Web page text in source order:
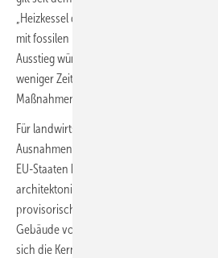
„Heizkessel dürfen längstens bis zum
mit fossilen Brennstoffen betrieben
Ausstieg würde bedeuten, dass für eine
weniger Zeit bleibt. Nennenswerte Mengen
Maßnahmen wurden bisher erst ab etwa
Für landwirtschaftliche und
Ausnahmen von den neuen Vorschriften
EU-Staaten beschließen, auch Gebäude,
architektonischen oder historischen
provisorische Gebäude, Kirchen und für
Gebäude von den neuen Vorschriften
sich die Kernforderung auf den